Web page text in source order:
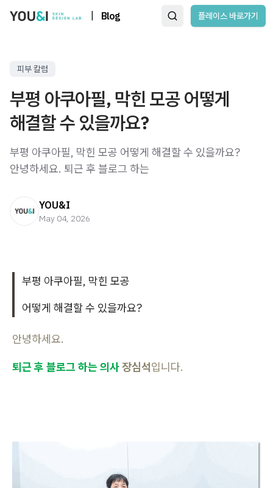
Blog 플레이스 바로가기
피부 칼럼
부평 아쿠아필, 막힌 모공 어떻게
해결할 수 있을까요?
부평 아쿠아필, 막힌 모공 어떻게 해결할 수 있을까요?
안녕하세요. 퇴근 후 블로그 하는
YOU&I
May 04, 2026
부평 아쿠아필, 막힌 모공
어떻게 해결할 수 있을까요?
안녕하세요.
퇴근 후 블로그 하는 의사장심석입니다.